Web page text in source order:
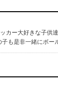
カー大好きな子供
も是非一緒にボー